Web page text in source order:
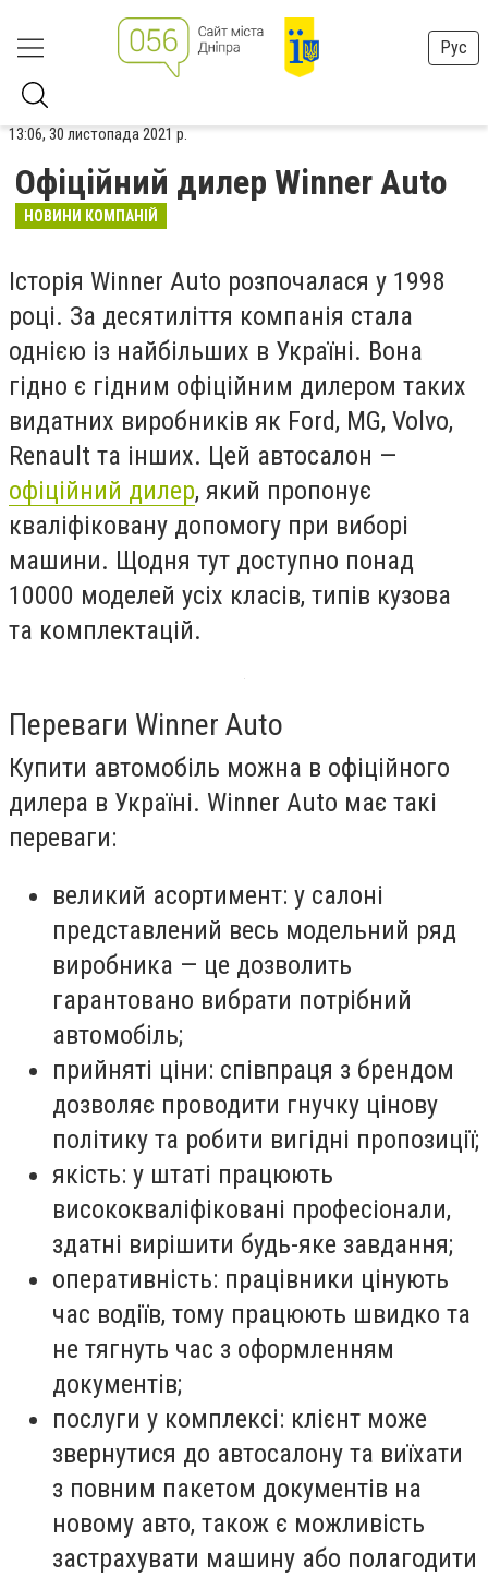
Рус
13:06, 30 листопада 2021 р.
Офіційний дилер Winner Auto
НОВИНИ КОМПАНІЙ
Історія Winner Auto розпочалася у 1998
році. За десятиліття компанія стала
однією із найбільших в Україні. Вона
гідно є гідним офіційним дилером таких
видатних виробників як Ford, MG, Volvo,
Renault та інших. Цей автосалон —
офіційний дилер, який пропонує
кваліфіковану допомогу при виборі
машини. Щодня тут доступно понад
10000 моделей усіх класів, типів кузова
та комплектацій.
Переваги Winner Auto
Купити автомобіль можна в офіційного
дилера в Україні. Winner Auto має такі
переваги:
великий асортимент: у салоні
представлений весь модельний ряд
виробника — це дозволить
гарантовано вибрати потрібний
автомобіль;
прийняті ціни: співпраця з брендом
дозволяє проводити гнучку цінову
політику та робити вигідні пропозиції;
якість: у штаті працюють
висококваліфіковані професіонали,
здатні вирішити будь-яке завдання;
оперативність: працівники цінують
час водіїв, тому працюють швидко та
не тягнуть час з оформленням
документів;
послуги у комплексі: клієнт може
звернутися до автосалону та виїхати
з повним пакетом документів на
новому авто, також є можливість
застрахувати машину або полагодити